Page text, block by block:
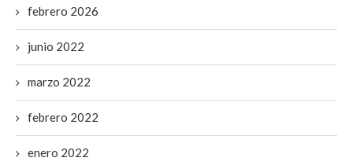
febrero 2026
junio 2022
marzo 2022
febrero 2022
enero 2022